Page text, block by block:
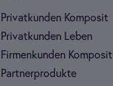
Pri­vat­kun­den Kom­po­sit
Pri­vat­kun­den Leben
Fir­men­kun­den Kom­po­sit
Part­ner­pro­dukte